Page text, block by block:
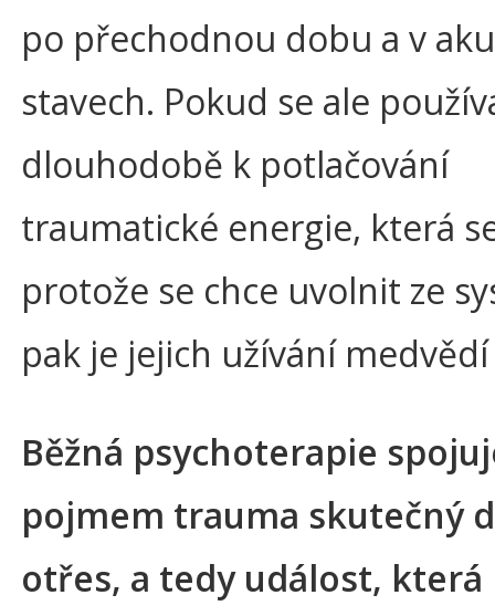
po přechodnou dobu a v
stavech. Pokud se ale
dlouhodobě k potlačování
traumatické energie, která
protože se chce uvolnit ze
pak je jejich užívání
Běžná psychoterapie
pojmem trauma skutečný
otřes, a tedy událost, která